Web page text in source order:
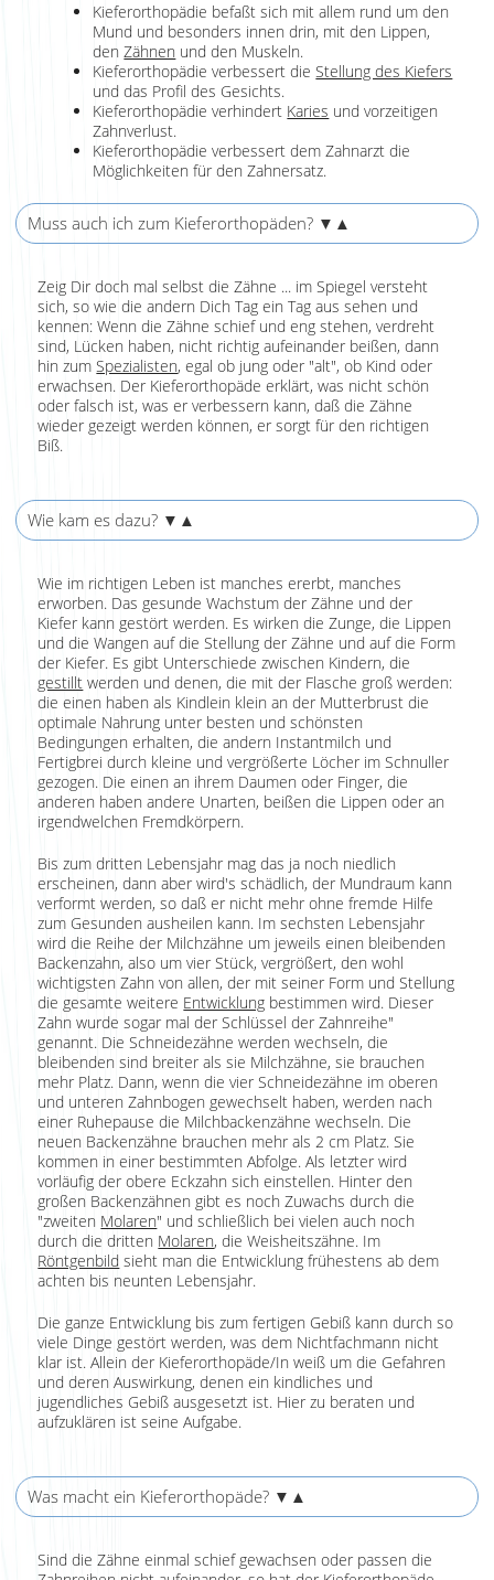
Kieferorthopädie befaßt sich mit allem rund um den
Mund und besonders innen drin, mit den Lippen,
denZähnen und den Muskeln.
Kieferorthopädie verbessert dieStellung des Kiefers
und das Profil des Gesichts.
Kieferorthopädie verhindert Karies und vorzeitigen
Zahnverlust.
Kieferorthopädie verbessert dem Zahnarzt die
Möglichkeiten für den Zahnersatz.
Muss auch ich zum Kieferorthopäden? ▼▲
Zeig Dir doch mal selbst die Zähne ... im Spiegel versteht
sich, so wie die andern Dich Tag ein Tag aus sehen und
kennen: Wenn die Zähne schief und eng stehen, verdreht
sind, Lücken haben, nicht richtig aufeinander beißen, dann
hin zumSpezialisten, egal ob jung oder "alt", ob Kind oder
erwachsen. Der Kieferorthopäde erklärt, was nicht schön
oder falsch ist, was er verbessern kann, daß die Zähne
wieder gezeigt werden können, er sorgt für den richtigen
Biß.
Wie kam es dazu? ▼▲
Wie im richtigen Leben ist manches ererbt, manches
erworben. Das gesunde Wachstum der Zähne und der
Kiefer kann gestört werden. Es wirken die Zunge, die Lippen
und die Wangen auf die Stellung der Zähne und auf die Form
der Kiefer. Es gibt Unterschiede zwischen Kindern, die
gestillt werden und denen, die mit der Flasche groß werden:
die einen haben als Kindlein klein an der Mutterbrust die
optimale Nahrung unter besten und schönsten
Bedingungen erhalten, die andern Instantmilch und
Fertigbrei durch kleine und vergrößerte Löcher im Schnuller
gezogen. Die einen an ihrem Daumen oder Finger, die
anderen haben andere Unarten, beißen die Lippen oder an
irgendwelchen Fremdkörpern.
Bis zum dritten Lebensjahr mag das ja noch niedlich
erscheinen, dann aber wird's schädlich, der Mundraum kann
verformt werden, so daß er nicht mehr ohne fremde Hilfe
zum Gesunden ausheilen kann. Im sechsten Lebensjahr
wird die Reihe der Milchzähne um jeweils einen bleibenden
Backenzahn, also um vier Stück, vergrößert, den wohl
wichtigsten Zahn von allen, der mit seiner Form und Stellung
die gesamte weitere Entwicklung bestimmen wird. Dieser
Zahn wurde sogar mal der Schlüssel der Zahnreihe"
genannt. Die Schneidezähne werden wechseln, die
bleibenden sind breiter als sie Milchzähne, sie brauchen
mehr Platz. Dann, wenn die vier Schneidezähne im oberen
und unteren Zahnbogen gewechselt haben, werden nach
einer Ruhepause die Milchbackenzähne wechseln. Die
neuen Backenzähne brauchen mehr als 2 cm Platz. Sie
kommen in einer bestimmten Abfolge. Als letzter wird
vorläufig der obere Eckzahn sich einstellen. Hinter den
großen Backenzähnen gibt es noch Zuwachs durch die
"zweiten Molaren" und schließlich bei vielen auch noch
durch die dritten Molaren, die Weisheitszähne. Im
Röntgenbild sieht man die Entwicklung frühestens ab dem
achten bis neunten Lebensjahr.
Die ganze Entwicklung bis zum fertigen Gebiß kann durch so
viele Dinge gestört werden, was dem Nichtfachmann nicht
klar ist. Allein der Kieferorthopäde/In weiß um die Gefahren
und deren Auswirkung, denen ein kindliches und
jugendliches Gebiß ausgesetzt ist. Hier zu beraten und
aufzuklären ist seine Aufgabe.
Was macht ein Kieferorthopäde? ▼▲
Sind die Zähne einmal schief gewachsen oder passen die